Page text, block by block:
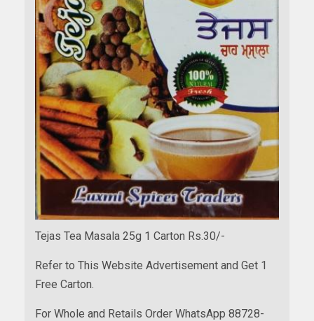
Tejas Tea Masala 25g 1 Carton Rs.30/-
Refer to This Website Advertisement and Get 1
Free Carton.
For Whole and Retails Order WhatsApp 88728-